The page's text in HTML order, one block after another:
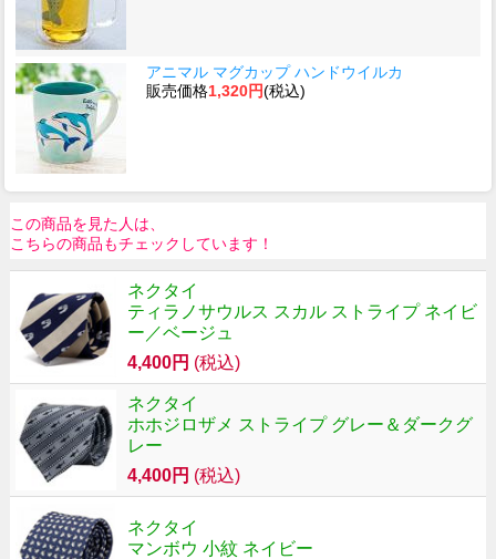
アニマル マグカップ ハンドウイルカ
販売価格1,320円(税込)
この商品を見た人は、
こちらの商品もチェックしています！
ネクタイ
ティラノサウルス スカル ストライプ ネイビ
ー／ベージュ
4,400円 (税込)
ネクタイ
ホホジロザメ ストライプ グレー＆ダークグ
レー
4,400円 (税込)
ネクタイ
マンボウ 小紋 ネイビー